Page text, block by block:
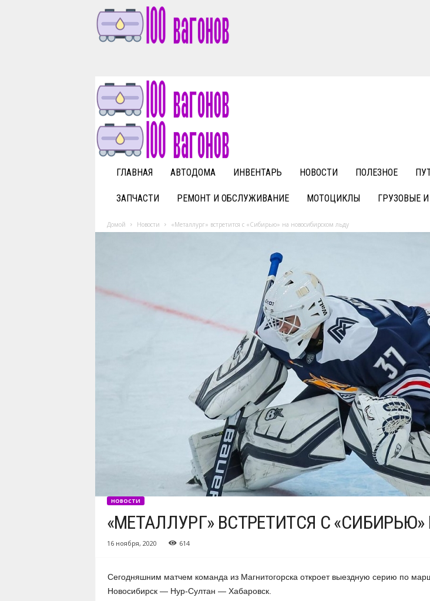
v
a
n
o
ГЛАВНАЯ АВТОДОМА ИНВЕНТАРЬ НОВОСТИ ПОЛЕЗНОЕ
ЗАПЧАСТИ РЕМОНТ И ОБСЛУЖИВАНИЕ МОТОЦИКЛЫ ГРУЗОВЫЕ
Домой Новости «Металлург» встретится с «Сибирью» на новосибирском льду
НОВОСТИ
«МЕТАЛЛУРГ» ВСТРЕТИТСЯ С
16 ноября, 2020 614
Сегодняшним матчем команда из Магнитогорска откроет выездную серию по
Новосибирск — Нур-Султан — Хабаровск.